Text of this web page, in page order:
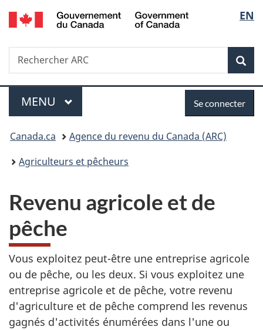
Passer
au
Passer
à
du
Passer
à
simplifiée
de
la
EN
Recherche
Rechercher
ARC
Menu
MENU PRINCIPAL
connecter
Se connecter
Vous
êtes
Canada.ca
Agence du revenu du Canada (ARC)
Agriculteurs et pêcheurs
Revenu agricole et de
pêche
Vous exploitez peut-être une entreprise agricole
ou de pêche, ou les deux. Si vous exploitez une
entreprise agricole et de pêche, votre revenu
d'agriculture et de pêche comprend les revenus
gagnés d'activités énumérées dans l'une ou